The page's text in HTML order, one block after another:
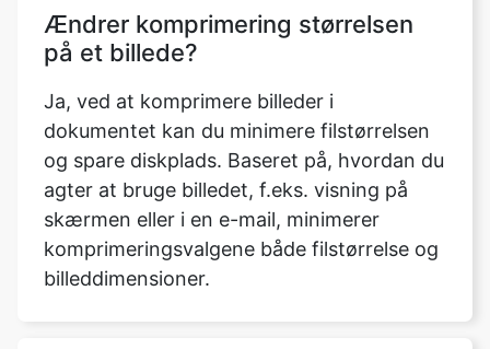
Ja, ved at komprimere billeder i
dokumentet kan du minimere filstørrelsen
og spare diskplads. Baseret på, hvordan du
agter at bruge billedet, f.eks. visning på
skærmen eller i en e-mail, minimerer
komprimeringsvalgene både filstørrelse og
billeddimensioner.
Skal jeg logge ind eller downloade